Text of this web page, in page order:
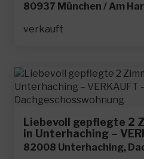
80937 München / Am
verkauft
Liebevoll gepflegte 2
in Unterhaching –
82008 Unterhaching,